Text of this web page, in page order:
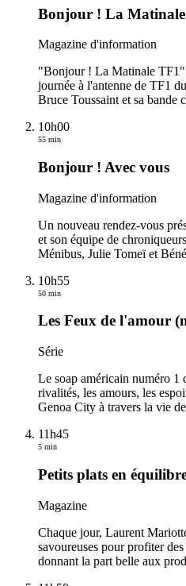
Bonjour ! La
Magazine d'information
"Bonjour ! La Matinale TF1"
journée à l'antenne de TF1
Bruce Toussaint et sa bande
10h00
55 min
Bonjour ! Avec vous
Magazine d'information
Un nouveau rendez-vous
et son équipe de
Ménibus, Julie Tomeï et
10h55
50 min
Les Feux de l'amour
Série
Le soap américain numéro 1
rivalités, les amours, les
Genoa City à travers la vie
11h45
5 min
Petits plats en
Magazine
Chaque jour, Laurent
savoureuses pour profiter
donnant la part belle aux